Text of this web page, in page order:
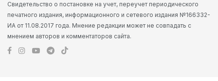
Свидетельство о постановке на учет, переучет периодического
печатного издания, информационного и сетевого издания №166332-
ИА от 11.08.2017 года. Мнение редакции может не совпадать с
мнением авторов и комментаторов сайта.